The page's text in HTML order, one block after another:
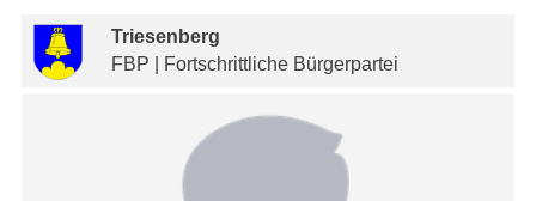
Triesenberg
FBP | Fortschrittliche Bürgerpartei